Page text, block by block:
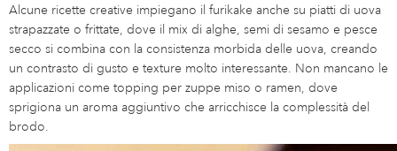
Alcune ricette creative impiegano il furikake anche su piatti di uova
strapazzate o frittate, dove il mix di alghe, semi di sesamo e pesce
secco si combina con la consistenza morbida delle uova, creando
un contrasto di gusto e texture molto interessante. Non mancano le
applicazioni come topping per zuppe miso o ramen, dove
sprigiona un aroma aggiuntivo che arricchisce la complessità del
brodo.